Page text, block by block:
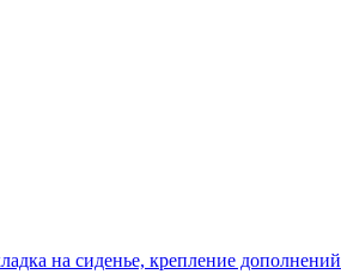
на сиденье, крепление дополнений